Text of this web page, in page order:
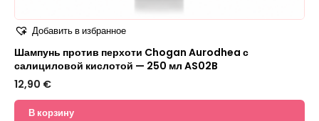
Добавить в избранное
Шампунь против перхоти Chogan Aurodhea с
салициловой кислотой — 250 мл AS02B
12,90 €
В корзину